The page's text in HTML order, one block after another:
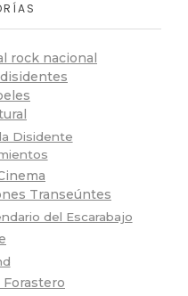
rock nacional
Disidente
Transeúntes
del Escarabajo